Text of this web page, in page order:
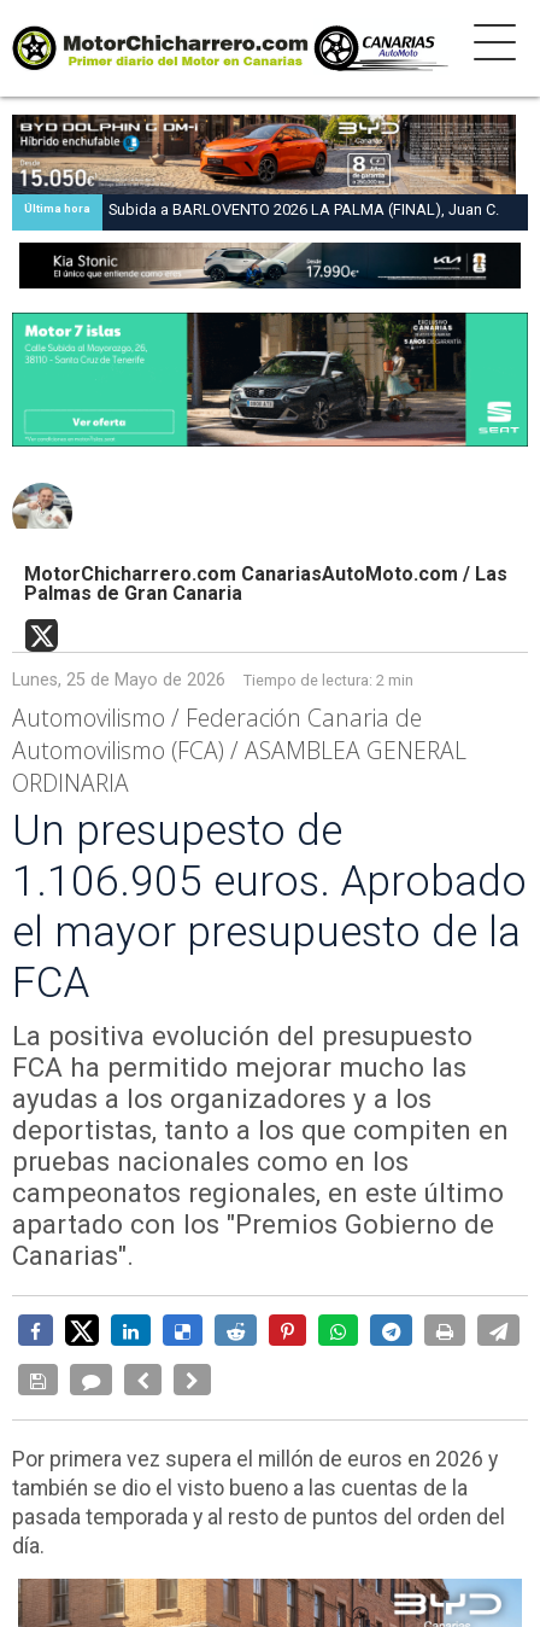
Última hora
Subida a BARLOVENTO 2026 LA PALMA (FINAL), Juan C.
Brito y Carlos A. Pérez hacen suya la victoria en la 47 Subida
a Barlovento
MotorChicharrero.com CanariasAutoMoto.com / Las
Palmas de Gran Canaria
Lunes, 25 de Mayo de 2026 Tiempo de lectura: 2 min
Automovilismo / Federación Canaria de
Automovilismo (FCA) / ASAMBLEA GENERAL
ORDINARIA
Un presupesto de
1.106.905 euros. Aprobado
el mayor presupuesto de la
FCA
La positiva evolución del presupuesto
FCA ha permitido mejorar mucho las
ayudas a los organizadores y a los
deportistas, tanto a los que compiten en
pruebas nacionales como en los
campeonatos regionales, en este último
apartado con los "Premios Gobierno de
Canarias".
Por primera vez supera el millón de euros en 2026 y
también se dio el visto bueno a las cuentas de la
pasada temporada y al resto de puntos del orden del
día.